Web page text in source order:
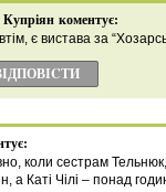
коментує:
є вистава за
коли сестрам
а Каті Чілі – понад